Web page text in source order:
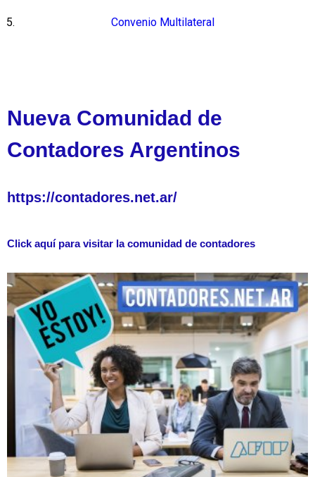
Convenio Multilateral
Nueva Comunidad de
Contadores Argentinos
https://contadores.net.ar/
Click aquí para visitar la comunidad de contadores